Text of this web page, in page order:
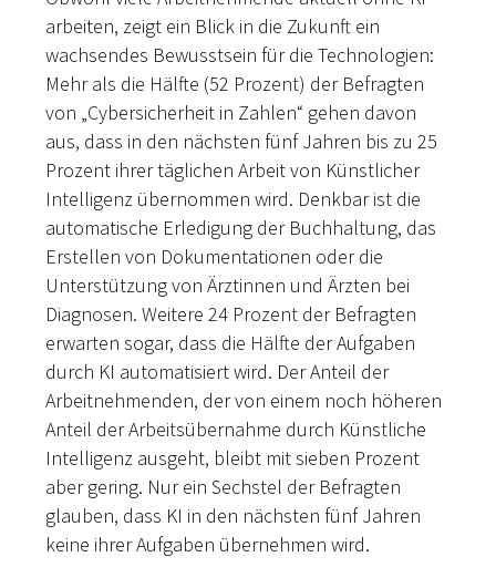
arbeiten, zeigt ein Blick in die Zukunft ein
wachsendes Bewusstsein für die Technologien:
Mehr als die Hälfte (52 Prozent) der Befragten
von „Cybersicherheit in Zahlen“ gehen davon
aus, dass in den nächsten fünf Jahren bis zu 25
Prozent ihrer täglichen Arbeit von Künstlicher
Intelligenz übernommen wird. Denkbar ist die
automatische Erledigung der Buchhaltung, das
Erstellen von Dokumentationen oder die
Unterstützung von Ärztinnen und Ärzten bei
Diagnosen. Weitere 24 Prozent der Befragten
erwarten sogar, dass die Hälfte der Aufgaben
durch KI automatisiert wird. Der Anteil der
Arbeitnehmenden, der von einem noch höheren
Anteil der Arbeitsübernahme durch Künstliche
Intelligenz ausgeht, bleibt mit sieben Prozent
aber gering. Nur ein Sechstel der Befragten
glauben, dass KI in den nächsten fünf Jahren
keine ihrer Aufgaben übernehmen wird.